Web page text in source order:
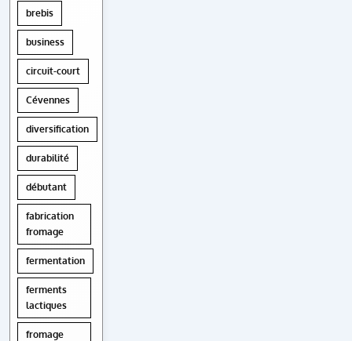
brebis
business
circuit-court
Cévennes
diversification
durabilité
débutant
fabrication
fromage
fermentation
ferments
lactiques
fromage